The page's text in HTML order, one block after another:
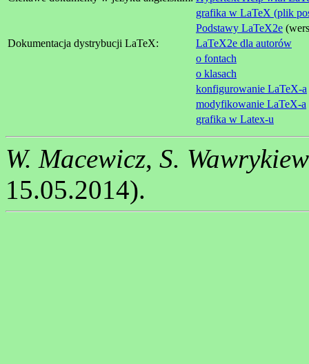
grafika w LaTeX (plik
Podstawy LaTeX2e
Dokumentacja dystrybucji LaTeX:
LaTeX2e dla autorów
o fontach
o klasach
konfigurowanie LaTeX-a
modyfikowanie LaTeX-a
grafika w Latex-u
W. Macewicz, S.
15.05.2014).